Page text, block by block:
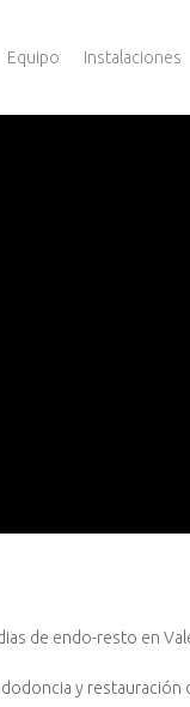
Equipo Instalaciones
de endo-resto en
y restauración